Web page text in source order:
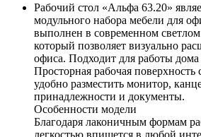
Рабочий стол «Альфа 63.20»
модульного набора мебели для
выполнен в современном
который позволяет визуально
офиса. Подходит для работы
Просторная рабочая поверхность
удобно разместить монитор,
принадлежности и документы.
Особенности модели
Благодаря лаконичным формам
легкостью впишется в любой